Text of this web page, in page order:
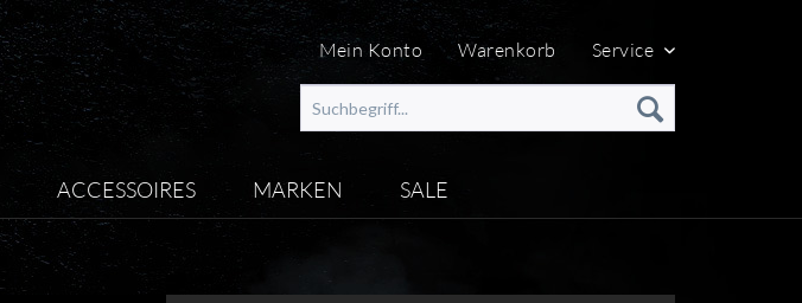
Mein Konto Warenkorb Service
ACCESSOIRES MARKEN SALE